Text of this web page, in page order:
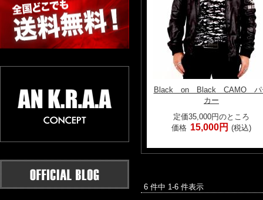
Black on Black CAMO パ
カー
定価35,000円のところ
価格 15,000円 (税込)
6 件中 1-6 件表示